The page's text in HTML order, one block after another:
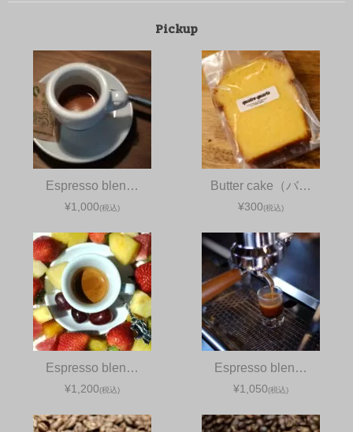
Pickup
Espresso blen…
¥1,000(税込)
Butter cake（バ…
¥300(税込)
Espresso blen…
¥1,200(税込)
Espresso blen…
¥1,050(税込)